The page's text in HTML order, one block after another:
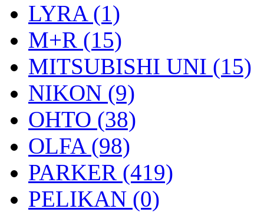
LYRA (1)
M+R (15)
MITSUBISHI UNI (15)
NIKON (9)
OHTO (38)
OLFA (98)
PARKER (419)
PELIKAN (0)